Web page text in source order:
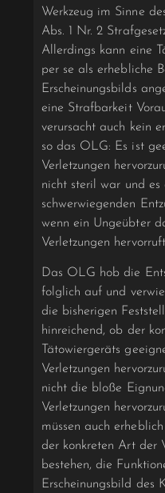
Werkzeug im Sinne
Abs. 1 Nr. 2
Allerdings kann eine
per se als erhebliche
Erscheinungsbilds
eine Strafbarkeit
verursacht auch kein
so das OLG: Es ist
Verletzungen
nicht steril war und es
schwerwiegenden
wenn ein Ungeübter
Verletzungen
Das OLG hob die
folglich auf und
die bisherigen
hinreichend, ob der
Tätowiergeräts
Verletzungen
nicht die bloße
Verletzungen
müssen auch
der konkreten Art der
bestehen, die
Erscheinungsbild des